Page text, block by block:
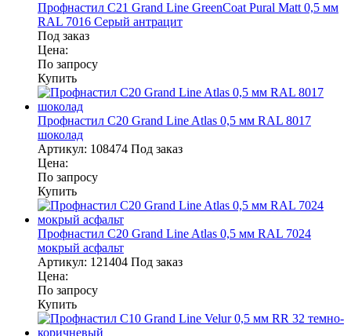
Профнастил С21 Grand Line GreenCoat Pural Matt 0,5 мм
RAL 7016 Серый антрацит
Под заказ
Цена:
По запросу
Купить
Профнастил С20 Grand Line Atlas 0,5 мм RAL 8017
шоколад
Артикул: 108474 Под заказ
Цена:
По запросу
Купить
Профнастил С20 Grand Line Atlas 0,5 мм RAL 7024
мокрый асфальт
Артикул: 121404 Под заказ
Цена:
По запросу
Купить